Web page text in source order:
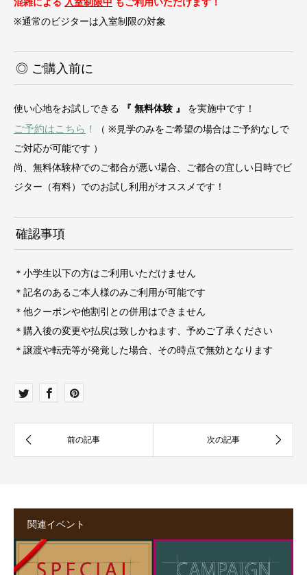
※通常のビジターは入室制限の対象
◎ ご購入前に
使い心地をお試しできる 『 無料体験 』 を実施中です！
ご予約はこちら ！
（ ※見学のみをご希望の場合はご予約なしで
ご対応が可能です ）
尚、無料体験枠でのご都合が悪い場合、ご都合の宜しい日時でビ
ジター（有料）でのお試し利用がオススメです！
確認事項
＊小学生以下の方はご利用いただけません
＊記名のあるご本人様のみご利用が可能です
＊他クーポンや他割引との併用はできません
＊購入後の変更や払戻は致しかねます、予めご了承ください
＊譲渡や転売等が発覚した場合、その時点で無効となります
関連イベント